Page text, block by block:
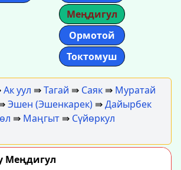
Меңдигул
Ормотой
Токтомуш
Ак уул ⇛Тагай ⇛ Саяк ⇛ Муратай
Эшен (Эшенкарек) ⇛Дайырбек
⇛ Маңгыт ⇛ Сүйөркул
Меңдигул